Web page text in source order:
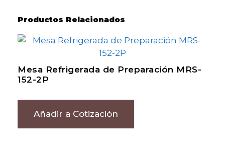
Productos Relacionados
Mesa Refrigerada de Preparación MRS-
152-2P
Añadir a Cotización